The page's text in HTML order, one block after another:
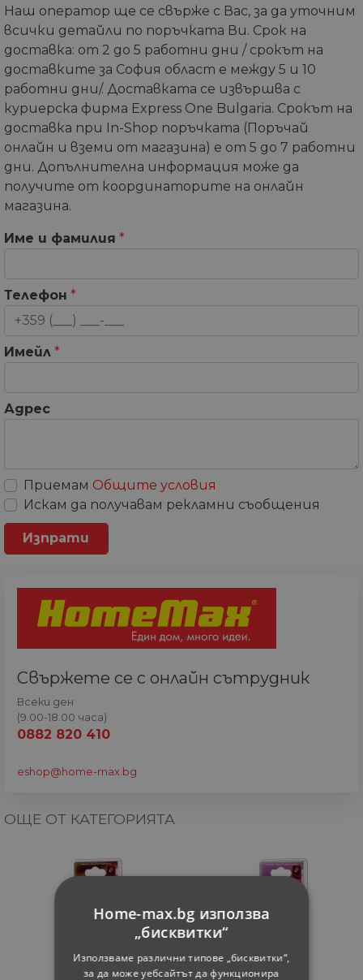
Наш оператор ще се свърже с Вас, за да уточним
всички детайли по поръчката Ви. Срок на
доставка: от 2 до 5 работни дни / срокът на
доставките за София област е между 5 и 10
работни дни/. Доставката се извършва с
куриерска фирма Express One Bulgaria. Срокът на
доставка при In-Shop поръчката (Поръчай
онлайн и вземи от магазина) е от 5 до 7 работни
дни. Допълнителна информация може да
получите от координаторите на онлайн
магазина.
Име и фамилия *
Телефон *
Имейл *
Адрес
Приемам Общите условия
Искам да получавам рекламни съобщения
Свържете се с онлайн сътрудник
Всеки ден
(9.00-18.00 часа)
0882 820 410
eshop@home-max.bg
ОЩЕ ОТ КАТЕГОРИЯТА
Home-max.bg използва
„бисквитки“
Използваме различни типове „бисквитки“,
за да може уебсайтът да функционира